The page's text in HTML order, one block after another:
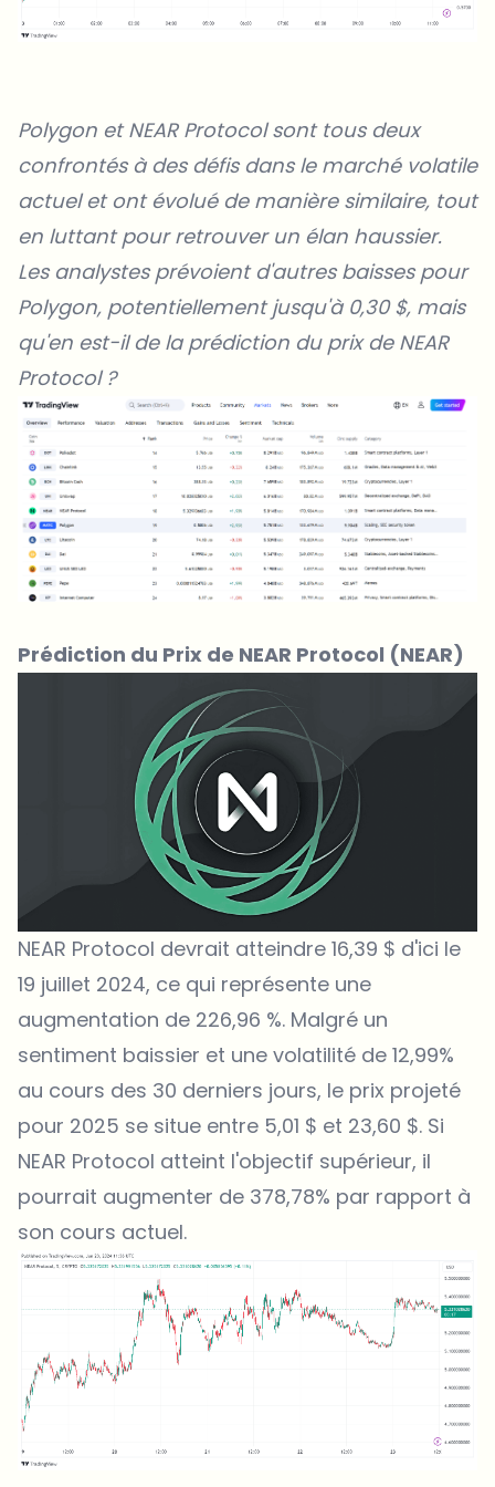
Polygon et NEAR Protocol sont tous deux
confrontés à des défis dans le marché volatile
actuel et ont évolué de manière similaire, tout
en luttant pour retrouver un élan haussier.
Les analystes prévoient d'autres baisses pour
Polygon, potentiellement jusqu'à 0,30 $, mais
qu'en est-il de la prédiction du prix de NEAR
Protocol ?
Prédiction du Prix de NEAR Protocol (NEAR)
NEAR Protocol devrait atteindre 16,39 $ d'ici le
19 juillet 2024, ce qui représente une
augmentation de 226,96 %. Malgré un
sentiment baissier et une volatilité de 12,99%
au cours des 30 derniers jours, le prix projeté
pour 2025 se situe entre 5,01 $ et 23,60 $. Si
NEAR Protocol atteint l'objectif supérieur, il
pourrait augmenter de 378,78% par rapport à
son cours actuel.